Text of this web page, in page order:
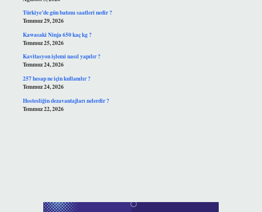
Türkiye’de gün batımı saatleri nedir ?
Temmuz 29, 2026
Kawasaki Ninja 650 kaç kg ?
Temmuz 25, 2026
Kavitasyon işlemi nasıl yapılır ?
Temmuz 24, 2026
257 hesap ne için kullanılır ?
Temmuz 24, 2026
Hostesliğin dezavantajları nelerdir ?
Temmuz 22, 2026